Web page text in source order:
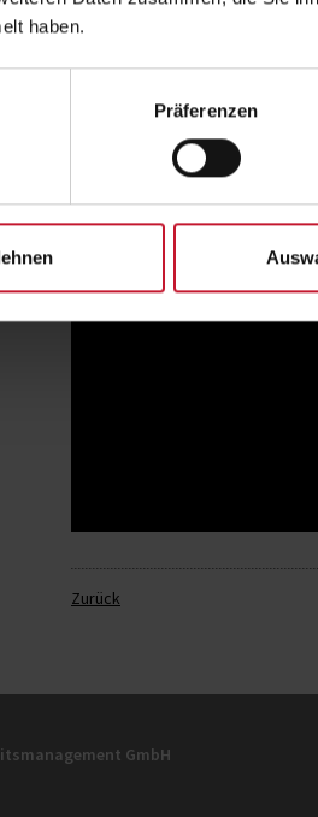
haben.
Präferenzen
Um externe Inhalte
Zurück
GmbH